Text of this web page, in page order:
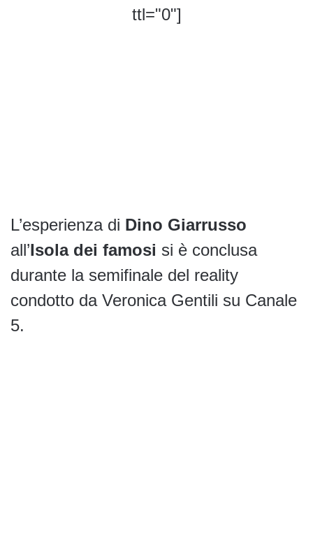
ttl="0"]
L’esperienza di Dino Giarrusso
all’Isola dei famosi si è conclusa
durante la semifinale del reality
condotto da Veronica Gentili su Canale
5.